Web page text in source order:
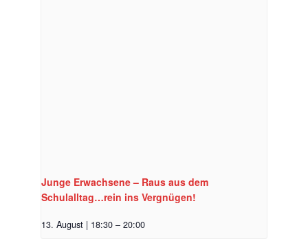
Junge Erwachsene – Raus aus dem
Schulalltag…rein ins Vergnügen!
13. August | 18:30 – 20:00